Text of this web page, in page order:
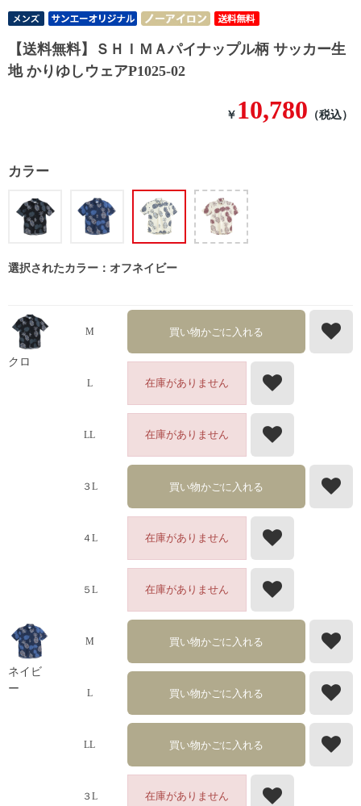
【送料無料】ＳＨＩＭＡパイナップル柄 サッカー生
地 かりゆしウェアP1025-02
￥ 10,780 （税込）
カラー
選択されたカラー：オフネイビー
クロ
M 買い物かごに入れる
L 在庫がありません
LL 在庫がありません
３L 買い物かごに入れる
４L 在庫がありません
５L 在庫がありません
ネイビ
ー
M 買い物かごに入れる
L 買い物かごに入れる
LL 買い物かごに入れる
３L 在庫がありません